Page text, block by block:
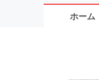
ホーム